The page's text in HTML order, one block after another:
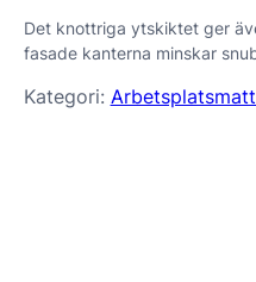
Det knottriga ytskiktet ger
fasade kanterna minskar
Kategori: